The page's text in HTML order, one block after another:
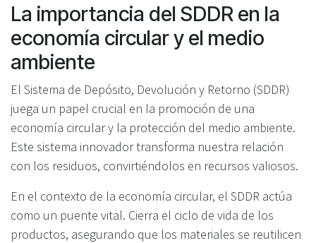
La importancia del SDDR en la
economía circular y el medio
ambiente
El Sistema de Depósito, Devolución y Retorno (SDDR)
juega un papel crucial en la promoción de una
economía circular y la protección del medio ambiente.
Este sistema innovador transforma nuestra relación
con los residuos, convirtiéndolos en recursos valiosos.
En el contexto de la economía circular, el SDDR actúa
como un puente vital. Cierra el ciclo de vida de los
productos, asegurando que los materiales se reutilicen